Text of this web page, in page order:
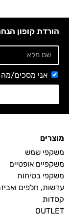
הורדת קופון
אני מסכים/מה
מוצרים
משקפי שמש
משקפיים אופטיים
משקפי בטיחות
עדשות, חלפים
קסדות
OUTLET